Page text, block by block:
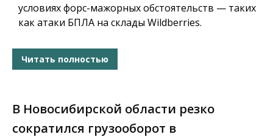
условиях форс-мажорных обстоятельств — таких
как атаки БПЛА на склады Wildberries.
Читать полностью
В Новосибирской области резко
сократился грузооборот в